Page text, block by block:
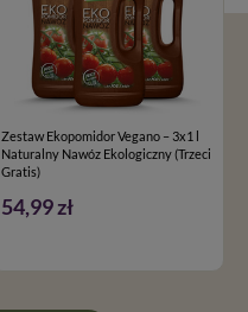
Zestaw Ekopomidor Vegano – 3x1 l
Naturalny Nawóz Ekologiczny (Trzeci
Gratis)
54,99 zł